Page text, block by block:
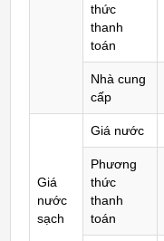
thức
thanh
toán
Nhà cung
cấp
Giá
nước
sạch
Giá nước
Phương
thức
thanh
toán